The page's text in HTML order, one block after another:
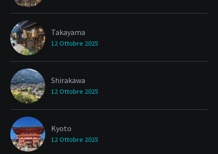
Takayama
12 Ottobre 2025
Shirakawa
12 Ottobre 2025
Kyoto
12 Ottobre 2025